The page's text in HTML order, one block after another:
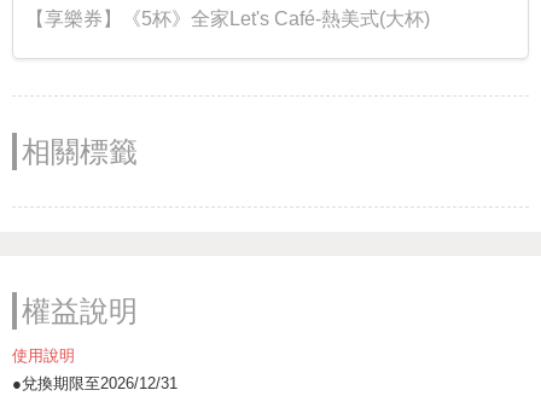
【享樂券】《5杯》全家Let's Café-熱美式(大杯)
相關標籤
權益說明
使用說明
●兌換期限至2026/12/31